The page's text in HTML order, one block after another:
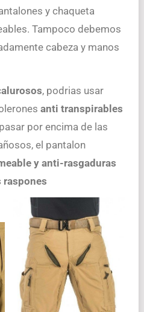
y chaqueta
Tampoco debemos
cabeza y manos
, podrias usar
anti transpirables
por encima de las
el pantalon
y anti-rasgaduras
raspones